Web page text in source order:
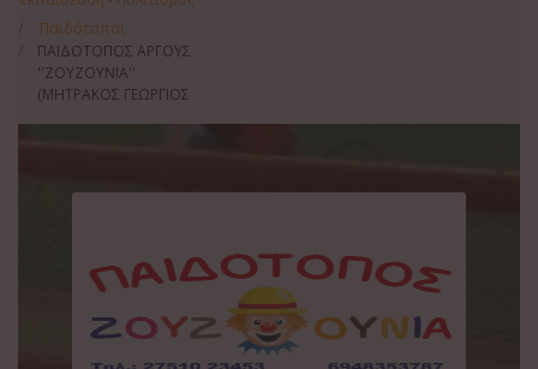
Παιδότοποι
ΠΑΙΔΟΤΟΠΟΣ ΑΡΓΟΥΣ
''ΖΟΥΖΟΥΝΙΑ''
(ΜΗΤΡΑΚΟΣ ΓΕΩΡΓΙΟΣ